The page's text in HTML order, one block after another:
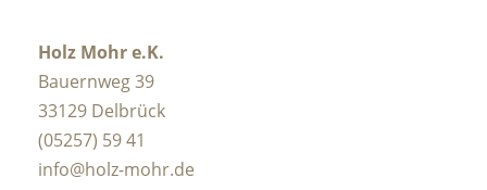
Holz Mohr e.K.
Bauernweg 39
33129 Delbrück
(05257) 59 41
info@holz-mohr.de